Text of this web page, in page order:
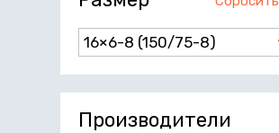
16×6-8 (150/75-8)
Производители